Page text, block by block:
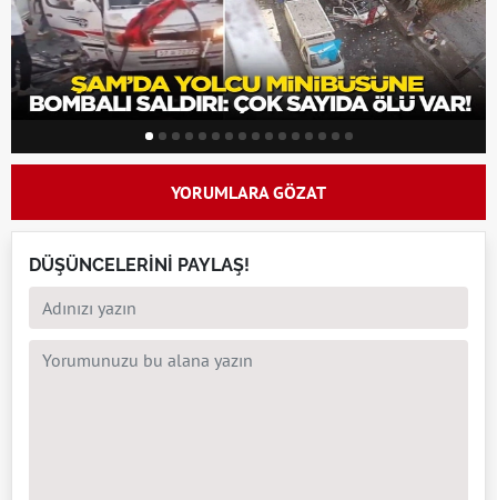
YORUMLARA GÖZAT
DÜŞÜNCELERİNİ PAYLAŞ!